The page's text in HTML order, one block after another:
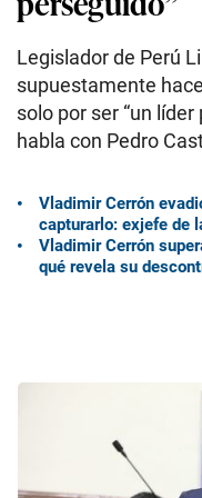
Legislador de Perú
supuestamente
solo por ser “un
habla con Pedro
Vladimir Cerrón
capturarlo: exjefe de
Vladimir Cerrón
qué revela su